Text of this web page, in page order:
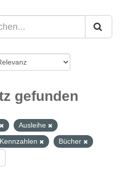
gefunden
Ausleihe
Kennzahlen Bücher